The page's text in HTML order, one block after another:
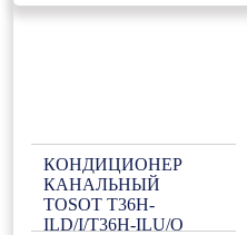
КОНДИЦИОНЕР
КАНАЛЬНЫЙ
TOSOT T36H-
ILD/I/T36H-ILU/O